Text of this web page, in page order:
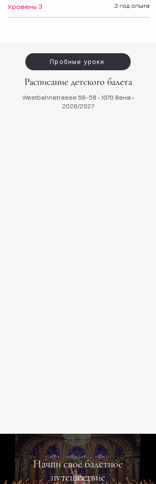
Уровень 3 3 год опыта
Пробные уроки
Расписание детского балета
Westbahnstrasse 56-58 • 1070 Вена •
2026/2027
Начни своё балетное
путешествие